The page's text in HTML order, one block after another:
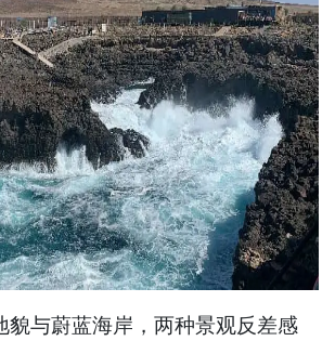
貌与蔚蓝海岸，两种景观反差感